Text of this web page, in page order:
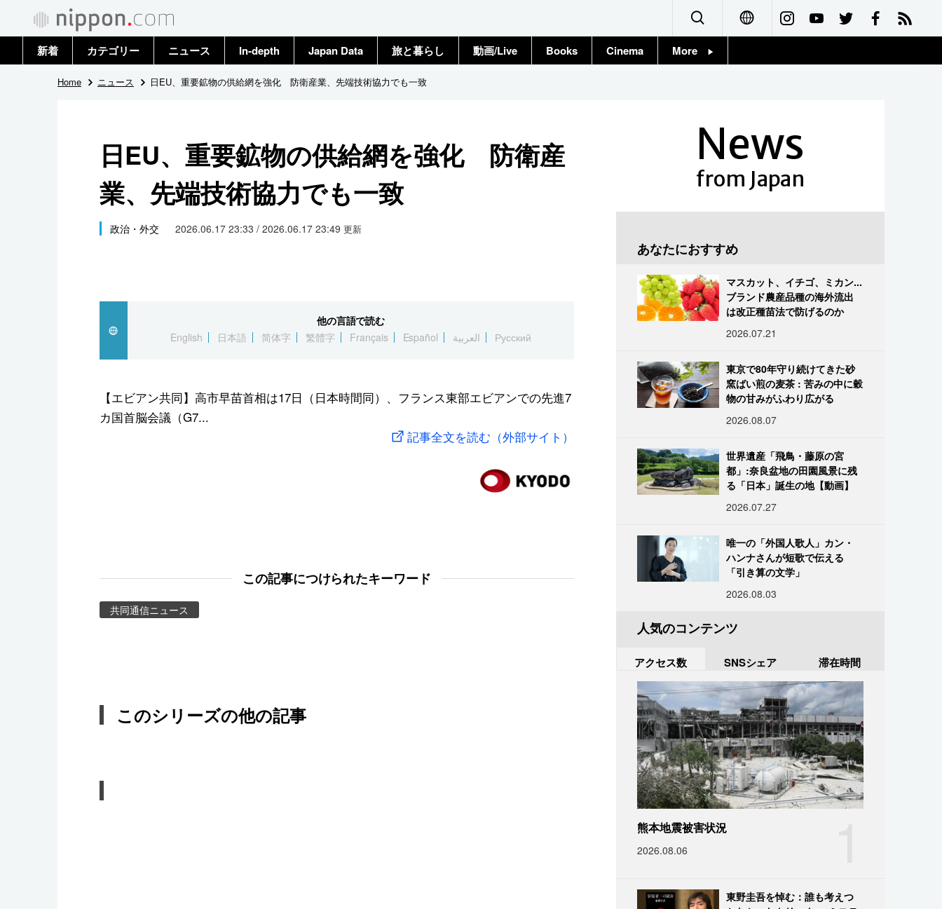
Français
新着 カテゴリー
政治・外交
国際
社会
文化
スポーツ・東京2020
ニュース
トップ
In-depth Japan Data 旅と暮らし 動画/Live Books Cinema More
Home ニュース 日EU、重要鉱物の供給網を強化 防衛産業、先端技術協力でも一致
日EU、重要鉱物の供給網を強化 防衛産
業、先端技術協力でも一致
政治・外交 2026.06.17 23:33 / 2026.06.17 23:49 更新
他の言語で読む
English
日本語 简体字 繁體字 Français Español العربية Русский
【エビアン共同】高市早苗首相は17日（日本時間同）、フランス東部エビアンでの先進7
カ国首脳会議（G7...
記事全文を読む（外部サイト）
この記事につけられたキーワード
共同通信ニュース
このシリーズの他の記事
News
from Japan
あなたにおすすめ
マスカット、イチゴ、ミカン...
ブランド農産品種の海外流出
は改正種苗法で防げるのか
2026.07.21
東京で80年守り続けてきた砂
窯ばい煎の麦茶 : 苦みの中に穀
物の甘みがふわり広がる
2026.08.07
世界遺産「飛鳥・藤原の宮
都」:奈良盆地の田園風景に残
る「日本」誕生の地【動画】
2026.07.27
唯一の「外国人歌人」カン・
ハンナさんが短歌で伝える
「引き算の文学」
2026.08.03
人気のコンテンツ
アクセス数 SNSシェア 滞在時間
熊本地震被害状況
2026.08.06
東野圭吾を悼む：誰も考えつ